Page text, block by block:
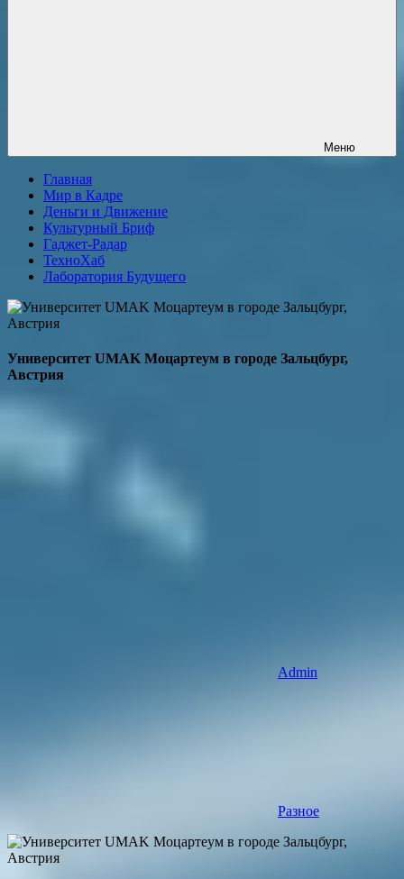
Меню
Главная
Мир в Кадре
Деньги и Движение
Культурный Бриф
Гаджет-Радар
ТехноХаб
Лаборатория Будущего
Университет UMAK Моцартеум в городе Зальцбург,
Австрия
Admin
Разное